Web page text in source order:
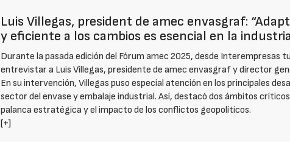
Luis Villegas, president de amec envasgraf:
y eficiente a los cambios es esencial en la
Durante la pasada edición del Fórum amec 2025, desde Interempresas
entrevistar a Luis Villegas, presidente de amec envasgraf y director
En su intervención, Villegas puso especial atención en los principales
sector del envase y embalaje industrial. Así, destacó dos ámbitos
palanca estratégica y el impacto de los conflictos geopolíticos.
[+]